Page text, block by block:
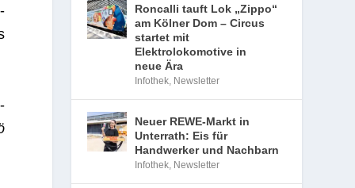
Roncalli tauft Lok „Zippo“
am Kölner Dom – Circus
startet mit
Elektrolokomotive in
neue Ära
Infothek, Newsletter
Neuer REWE-Markt in
Unterrath: Eis für
Handwerker und Nachbarn
Infothek, Newsletter